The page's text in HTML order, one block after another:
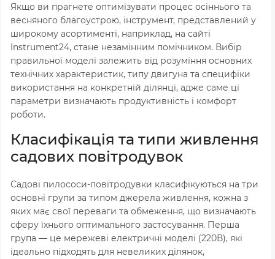
Якщо ви прагнете оптимізувати процес осіннього та
весняного благоустрою, інструмент, представлений у
широкому асортименті, наприклад, на сайті
Instrument24, стане незамінним помічником. Вибір
правильної моделі залежить від розуміння основних
технічних характеристик, типу двигуна та специфіки
використання на конкретній ділянці, адже саме ці
параметри визначають продуктивність і комфорт
роботи.
Класифікація та типи живлення
садових повітродувок
Садові пилососи-повітродувки класифікуються на три
основні групи за типом джерела живлення, кожна з
яких має свої переваги та обмеження, що визначають
сферу їхнього оптимального застосування. Перша
група — це мережеві електричні моделі (220В), які
ідеально підходять для невеликих ділянок,